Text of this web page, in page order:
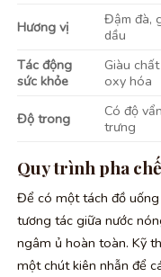
Hương vị
Đậm đà,
dầu
Tác động
sức khỏe
Giàu
oxy hóa
Độ trong
Có độ
trưng
Quy trình pha
Để có một tách đồ
tương tác giữa nước
ngâm ủ hoàn toàn. Kỹ
một chút kiên nhẫn để